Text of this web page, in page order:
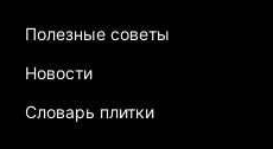
Полезные советы
Новости
Словарь плитки